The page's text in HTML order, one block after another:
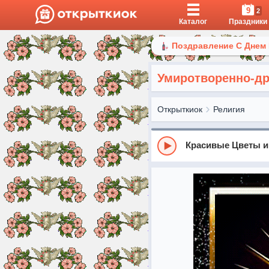
Каталог
9 2
Праздники
Поздравление С
Умиротворенно-
Открыткиок Религия
Красивые Цветы